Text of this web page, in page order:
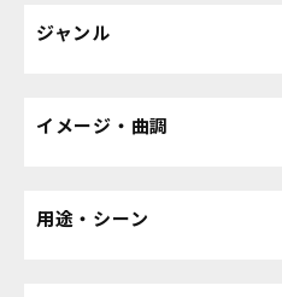
ジャンル
イメージ・曲調
用途・シーン